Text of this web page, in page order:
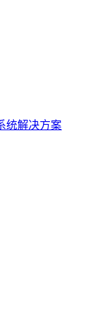
统解决方案